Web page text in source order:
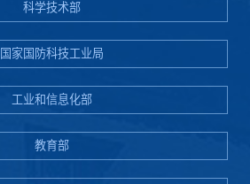
科学技术部
国家国防科技工业局
工业和信息化部
教育部